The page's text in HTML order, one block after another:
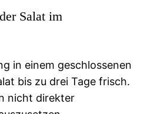
Salat im
in einem geschlossenen
bis zu drei Tage frisch.
nicht direkter